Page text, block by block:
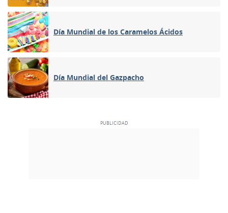
Día Mundial de los Caramelos Ácidos
Día Mundial del Gazpacho